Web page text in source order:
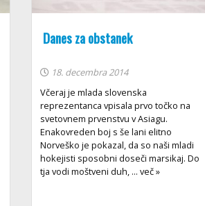
Danes za obstanek
18. decembra 2014
Včeraj je mlada slovenska
reprezentanca vpisala prvo točko na
svetovnem prvenstvu v Asiagu.
Enakovreden boj s še lani elitno
Norveško je pokazal, da so naši mladi
hokejisti sposobni doseči marsikaj. Do
tja vodi moštveni duh, ... več »